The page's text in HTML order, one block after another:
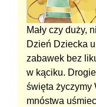
Mały czy duży,
Dzień Dziecka
zabawek bez
w kąciku.
święta życzymy
mnóstwa